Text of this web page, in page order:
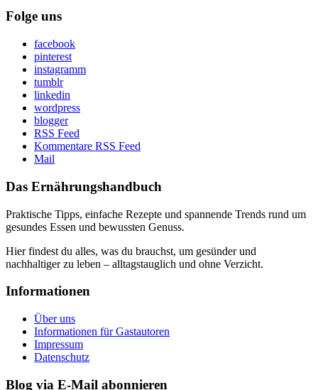
Folge uns
facebook
pinterest
instagramm
tumblr
linkedin
wordpress
blogger
RSS Feed
Kommentare RSS Feed
Mail
Das Ernährungshandbuch
Praktische Tipps, einfache Rezepte und spannende Trends rund um
gesundes Essen und bewussten Genuss.
Hier findest du alles, was du brauchst, um gesünder und
nachhaltiger zu leben – alltagstauglich und ohne Verzicht.
Informationen
Über uns
Informationen für Gastautoren
Impressum
Datenschutz
Blog via E-Mail abonnieren